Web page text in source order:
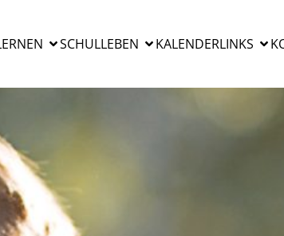
SCHULLEBEN KALENDERLINKS